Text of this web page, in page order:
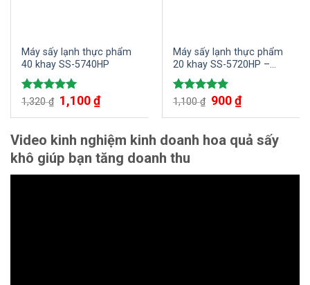
Máy sấy lạnh thực phẩm
40 khay SS-5740HP
Được xếp
5.00
1,320₫ 1,100₫
Máy sấy lạnh thực phẩm
20 khay SS-5720HP –
Công nghệ sấy lạnh hiện
đại, năng suất khủng từ
SUNSAY
Được xếp
1,100₫ 900₫
Video kinh nghiệm kinh doanh hoa quả sấy
khô giúp bạn tăng doanh thu